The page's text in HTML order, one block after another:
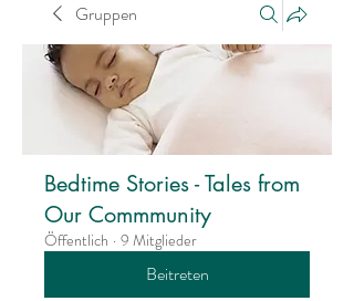
Gruppen
Bedtime Stories - Tales from
Our Commmunity
Öffentlich · 9 Mitglieder
Beitreten